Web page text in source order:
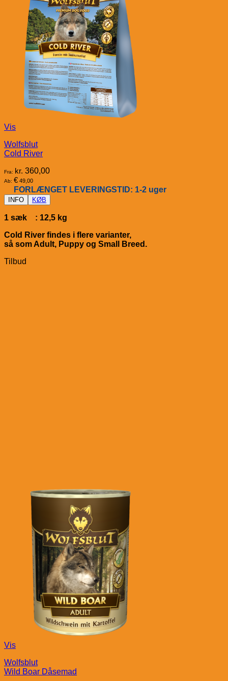
Vis
Wolfsblut
Cold River
Fra: kr. 360,00
Ab: € 49,00
FORLÆNGET LEVERINGSTID: 1-2 uger
INFO KØB
1 sæk : 12,5 kg
Cold River findes i flere varianter,
så som Adult, Puppy og Small Breed.
Tilbud
Vis
Wolfsblut
Wild Boar Dåsemad